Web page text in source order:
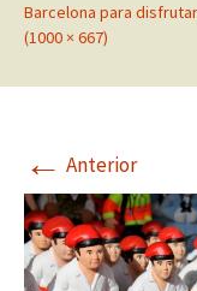
Barcelona para
(1000 × 667)
← Anterior